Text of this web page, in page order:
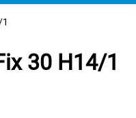
30 H14/1